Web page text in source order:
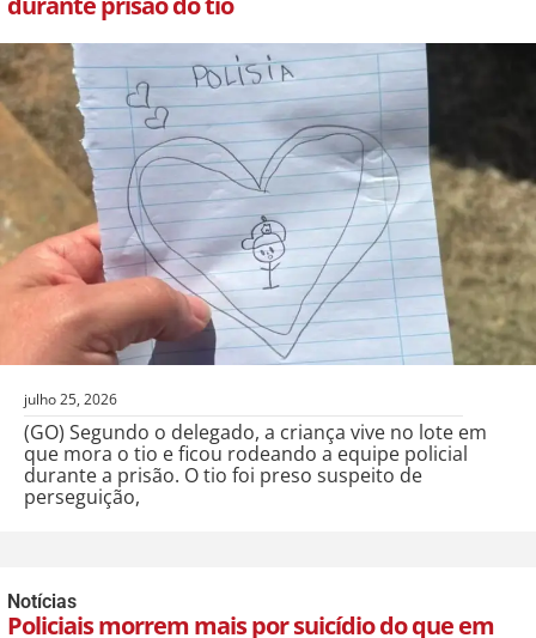
julho 25, 2026
(GO) Segundo o delegado, a criança vive no lote em
que mora o tio e ficou rodeando a equipe policial
durante a prisão. O tio foi preso suspeito de
perseguição,
Notícias
Policiais morrem mais por suicídio do que em